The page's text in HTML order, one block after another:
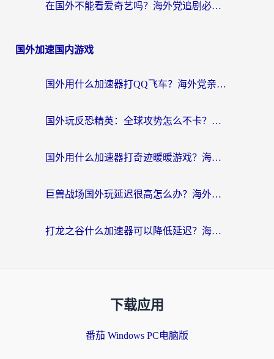
在国外不能看爱奇艺吗？海外党追剧必看的回国加速器选择指南
国外加速国内游戏
国外用什么加速器打QQ飞车？海外党亲测有效的国服游戏加速指南
国外玩反恐精英：全球攻势怎么不卡？老玩家亲测的加速器选择指南
国外用什么加速器打奇迹暖暖游戏？海外党国服手游畅玩全攻略（附3款热门游戏实测）
巨兽战场国外玩延迟很高怎么办？海外党亲测的国服游戏加速解决方案
打龙之谷什么加速器可以降低延迟？海外玩家亲测有效的国服加速指南
下载应用
番茄 Windows PC电脑版